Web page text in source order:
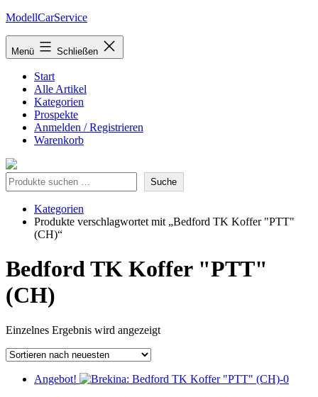
Zum
springen
ModellCarService
Menü Schließen
Start
Alle Artikel
Kategorien
Prospekte
Anmelden / Registrieren
Warenkorb
Suche Suche
Kategorien
Produkte verschlagwortet mit „Bedford TK Koffer "PTT"
(CH)“
Bedford TK Koffer "PTT"
(CH)
Einzelnes Ergebnis wird angezeigt
Angebot!